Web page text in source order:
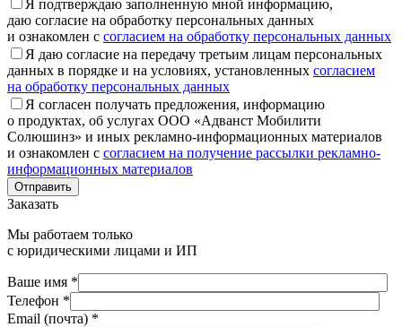
Я подтверждаю заполненную мной информацию,
даю согласие на обработку персональных данных
и ознакомлен с согласием на обработку персональных данных
Я даю согласие на передачу третьим лицам персональных
данных в порядке и на условиях, установленных согласием
на обработку персональных данных
Я согласен получать предложения, информацию
о продуктах, об услугах ООО «Адванст Мобилити
Солюшинз» и иных рекламно-информационных материалов
и ознакомлен с согласием на получение рассылки рекламно-
информационных материалов
Отправить
Заказать
Мы работаем только
с юридическими лицами и ИП
Ваше имя *
Телефон *
Email (почта) *